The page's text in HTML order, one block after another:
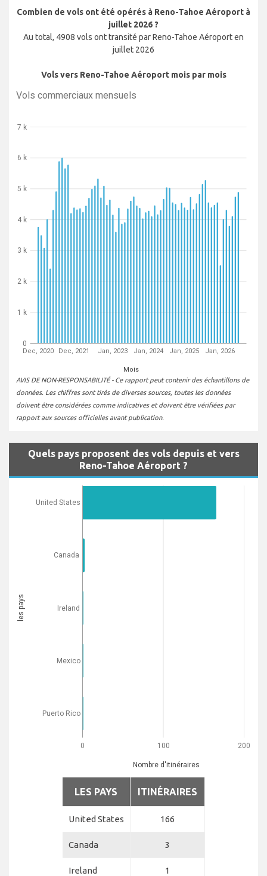
Combien de vols ont été opérés à Reno-Tahoe Aéroport à
juillet 2026 ?
Au total, 4908 vols ont transité par Reno-Tahoe Aéroport en
juillet 2026
Vols vers Reno-Tahoe Aéroport mois par mois
Vols commerciaux mensuels
Dec, 2020 Dec, 2021 Jan, 2023 Jan, 2024 Jan, 2025 Jan, 2026
Mois
0
1 k
2 k
3 k
4 k
5 k
6 k
7 k
AVIS DE NON-RESPONSABILITÉ - Ce rapport peut contenir des échantillons de
données. Les chiffres sont tirés de diverses sources, toutes les données
doivent être considérées comme indicatives et doivent être vérifiées par
rapport aux sources officielles avant publication.
Quels pays proposent des vols depuis et vers
Reno-Tahoe Aéroport ?
0 100 200
Nombre d'itinéraires
United States
Canada
Ireland
Mexico
Puerto Rico
les pays
LES PAYS ITINÉRAIRES
United States 166
Canada 3
Ireland 1